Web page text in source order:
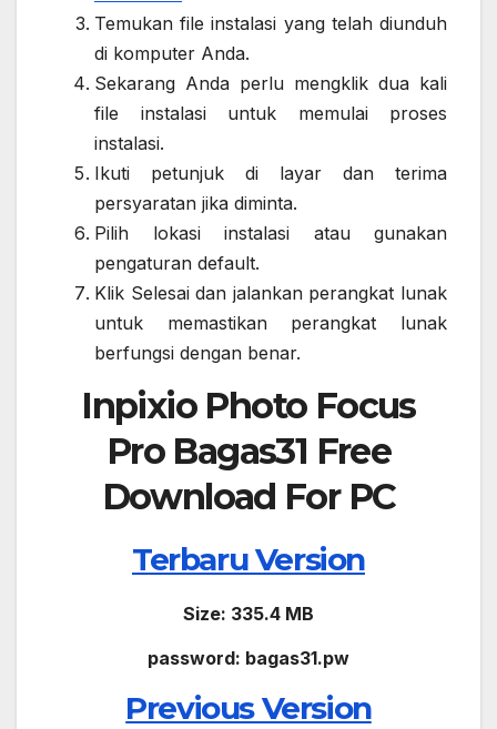
Temukan file instalasi yang telah diunduh
di komputer Anda.
Sekarang Anda perlu mengklik dua kali
file instalasi untuk memulai proses
instalasi.
Ikuti petunjuk di layar dan terima
persyaratan jika diminta.
Pilih lokasi instalasi atau gunakan
pengaturan default.
Klik Selesai dan jalankan perangkat lunak
untuk memastikan perangkat lunak
berfungsi dengan benar.
Inpixio Photo Focus
Pro Bagas31 Free
Download For PC
Terbaru Version
Size: 335.4 MB
password: bagas31.pw
Previous Version